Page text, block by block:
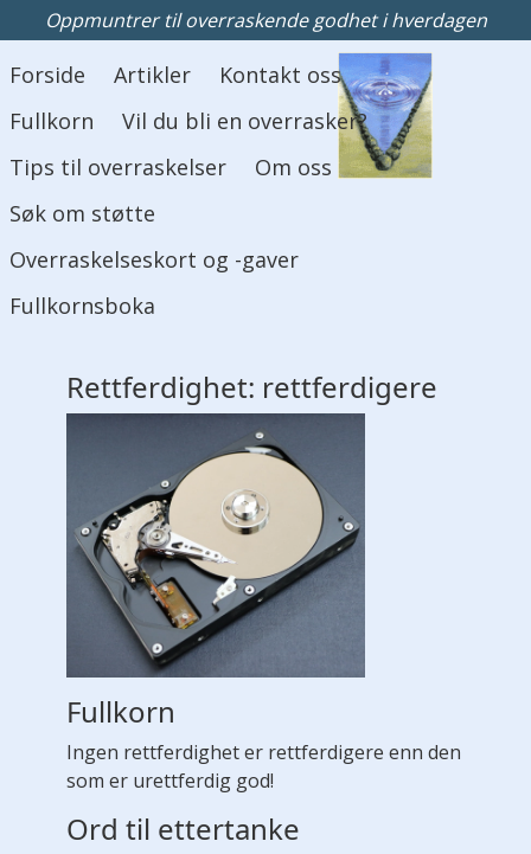
Oppmuntrer til overraskende godhet i hverdagen
Hovedmeny
Forside Artikler
Kontakt oss
Fullkorn
Vil du bli en overrasker?
Tips til overraskelser
Om oss
Søk om støtte
Overraskelseskort og -gaver
Fullkornsboka
Rettferdighet: rettferdigere
Fullkorn
Ingen rettferdighet er rettferdigere enn den
som er urettferdig god!
Ord til ettertanke